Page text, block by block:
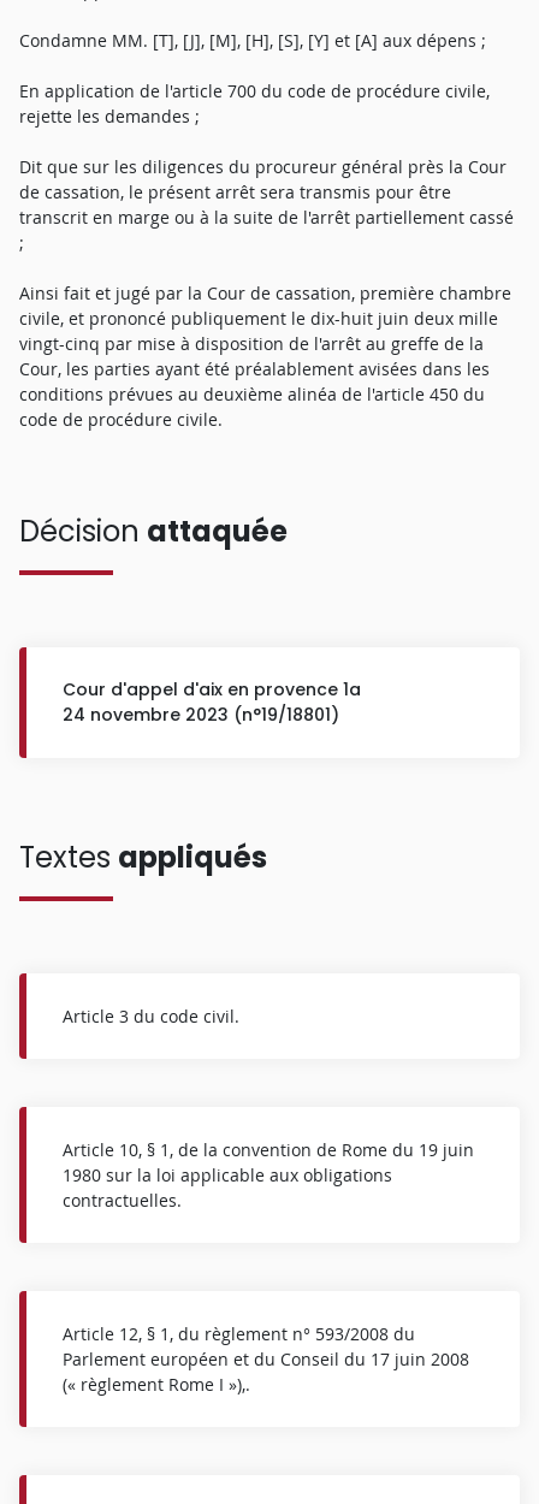
Condamne MM. [T], [J], [M], [H], [S], [Y] et [A] aux dépens ;
En application de l'article 700 du code de procédure civile,
rejette les demandes ;
Dit que sur les diligences du procureur général près la Cour
de cassation, le présent arrêt sera transmis pour être
transcrit en marge ou à la suite de l'arrêt partiellement cassé
;
Ainsi fait et jugé par la Cour de cassation, première chambre
civile, et prononcé publiquement le dix-huit juin deux mille
vingt-cinq par mise à disposition de l'arrêt au greffe de la
Cour, les parties ayant été préalablement avisées dans les
conditions prévues au deuxième alinéa de l'article 450 du
code de procédure civile.
Décision attaquée
Cour d'appel d'aix en provence 1a
24 novembre 2023 (n°19/18801)
Textes appliqués
Article 3 du code civil.
Article 10, § 1, de la convention de Rome du 19 juin
1980 sur la loi applicable aux obligations
contractuelles.
Article 12, § 1, du règlement n° 593/2008 du
Parlement européen et du Conseil du 17 juin 2008
(« règlement Rome I »),.